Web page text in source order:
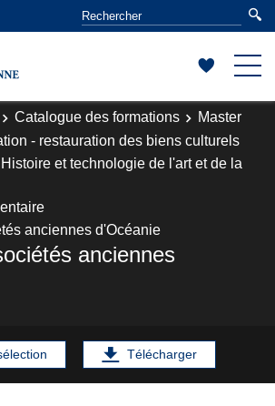
Catalogue des formations
Master
- restauration des biens culturels
et technologie de l'art et de la
anciennes d'Océanie
anciennes
Télécharger